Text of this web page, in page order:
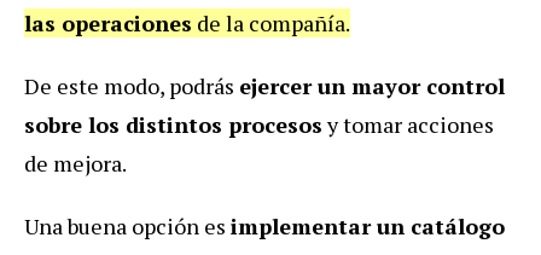
las operaciones de la compañía.
De este modo, podrás ejercer un mayor control
sobre los distintos procesosy tomar acciones
de mejora.
Una buena opción es implementar un catálogo